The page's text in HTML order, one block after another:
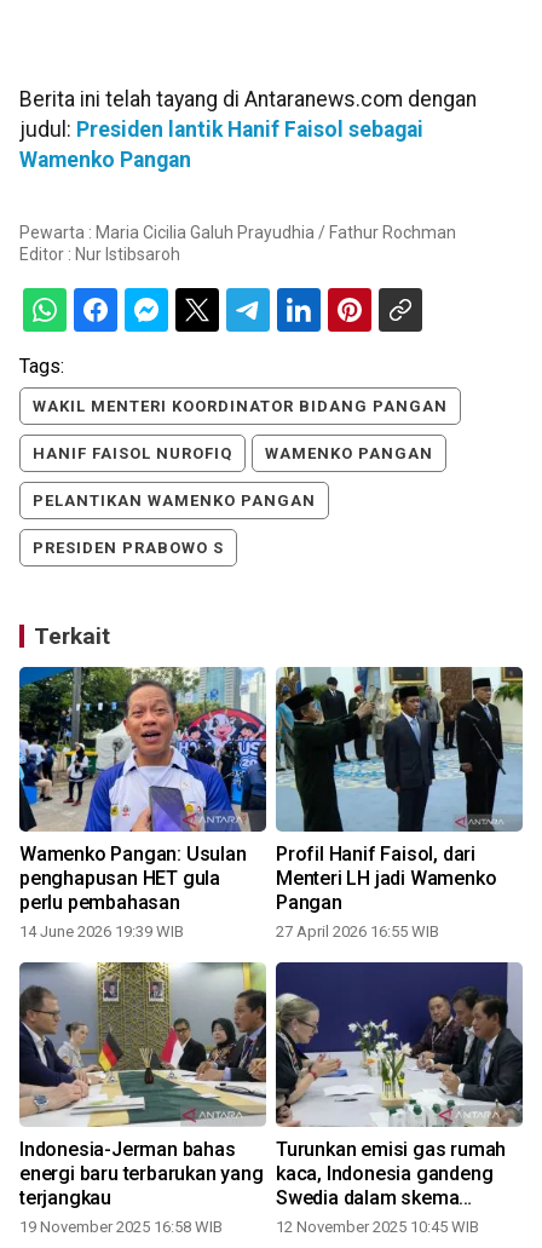
Berita ini telah tayang di Antaranews.com dengan
judul: Presiden lantik Hanif Faisol sebagai
Wamenko Pangan
Pewarta : Maria Cicilia Galuh Prayudhia / Fathur Rochman
Editor : Nur Istibsaroh
Tags:
WAKIL MENTERI KOORDINATOR BIDANG PANGAN
HANIF FAISOL NUROFIQ WAMENKO PANGAN
PELANTIKAN WAMENKO PANGAN
PRESIDEN PRABOWO S
Terkait
Wamenko Pangan: Usulan
penghapusan HET gula
perlu pembahasan
14 June 2026 19:39 WIB
Profil Hanif Faisol, dari
Menteri LH jadi Wamenko
Pangan
27 April 2026 16:55 WIB
Indonesia-Jerman bahas
energi baru terbarukan yang
terjangkau
19 November 2025 16:58 WIB
Turunkan emisi gas rumah
kaca, Indonesia gandeng
Swedia dalam skema
ekonomi karbon
12 November 2025 10:45 WIB